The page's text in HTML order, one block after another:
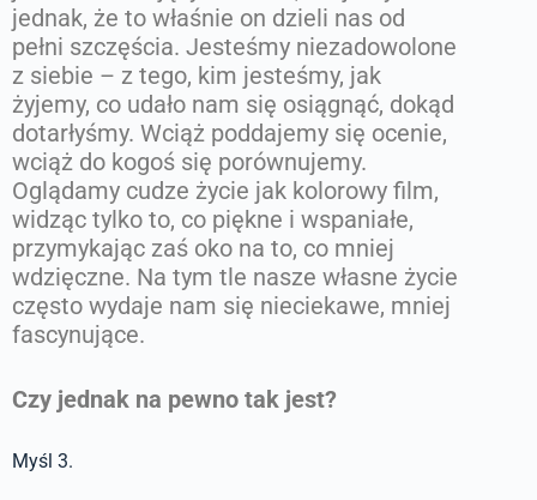
jednak, że to właśnie on dzieli nas od
pełni szczęścia. Jesteśmy niezadowolone
z siebie – z tego, kim jesteśmy, jak
żyjemy, co udało nam się osiągnąć, dokąd
dotarłyśmy. Wciąż poddajemy się ocenie,
wciąż do kogoś się porównujemy.
Oglądamy cudze życie jak kolorowy film,
widząc tylko to, co piękne i wspaniałe,
przymykając zaś oko na to, co mniej
wdzięczne. Na tym tle nasze własne życie
często wydaje nam się nieciekawe, mniej
fascynujące.
Czy jednak na pewno tak jest?
Myśl 3.